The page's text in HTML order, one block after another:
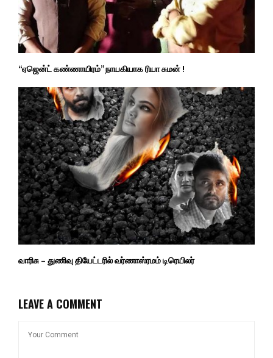
“ஏஜென்ட் கண்ணாயிரம்” நாயகியாக ரியா சுமன் !
வாரிசு – துணிவு தியேட்டரில் வர்ணாஸ்ரமம் டிரெயிலர்
LEAVE A COMMENT